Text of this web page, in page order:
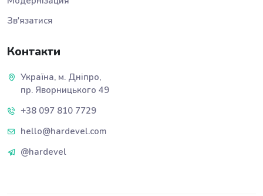
Зв'язатися
Контакти
Україна, м. Дніпро,
пр. Яворницького 49
+38 097 810 7729
hello@hardevel.com
@hardevel